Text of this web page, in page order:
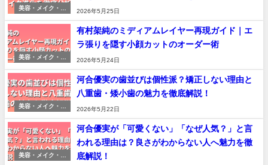
美容・メイク・印
2026年5月25日
美容・メイク・印
有村架純のミディアムレイヤー再現ガイド｜エ
ラ張りを隠す小顔カットのオーダー術
2026年5月24日
美容・メイク・印
河合優実の歯並びは個性派？矯正しない理由と
八重歯・矮小歯の魅力を徹底解説！
2026年5月22日
美容・メイク・印
河合優実が「可愛くない」「なぜ人気？」と言
われる理由は？良さがわからない人へ魅力を徹
底解説！